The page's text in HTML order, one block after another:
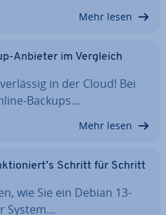
Mehr lesen
Anbieter im Vergleich
in der Cloud! Bei
Backups…
Mehr lesen
Schritt für Schritt
wie Sie ein Debian 13-
System…